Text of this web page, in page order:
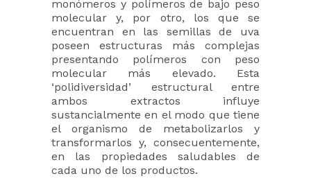
monómeros y polímeros de bajo peso
molecular y, por otro, los que se
encuentran en las semillas de uva
poseen estructuras más complejas
presentando polímeros con peso
molecular más elevado. Esta
‘polidiversidad’ estructural entre
ambos extractos influye
sustancialmente en el modo que tiene
el organismo de metabolizarlos y
transformarlos y, consecuentemente,
en las propiedades saludables de
cada uno de los productos.